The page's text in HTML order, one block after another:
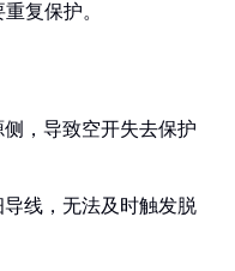
复保护。
侧，导致空开失去保护
导线，无法及时触发脱